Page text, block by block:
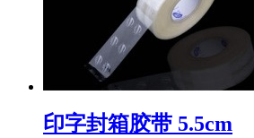
印字封箱胶带 5.5cm